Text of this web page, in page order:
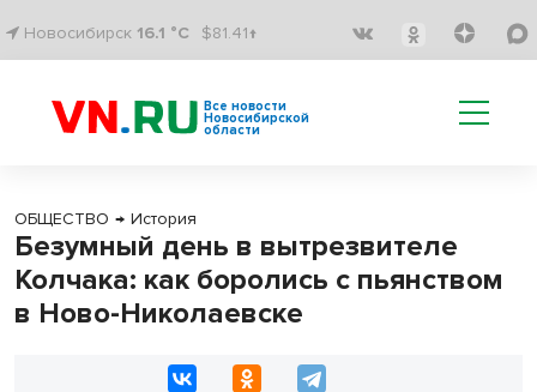
Новосибирск 16.1 °C $81.41↑
Все новости
Новосибирской
области
ОБЩЕСТВО → История
Безумный день в вытрезвителе
Колчака: как боролись с пьянством
в Ново-Николаевске